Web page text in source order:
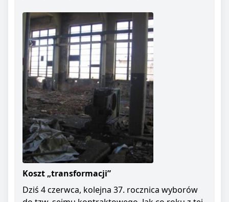
Koszt „transformacji”
Dziś 4 czerwca, kolejna 37. rocznica wyborów